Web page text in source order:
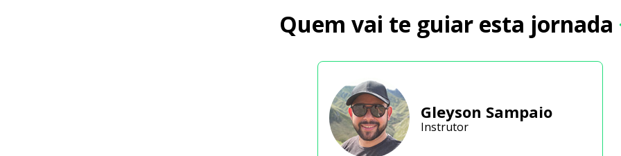
Quem vai te guiar esta jornada
Gleyson Sampaio
Instrutor